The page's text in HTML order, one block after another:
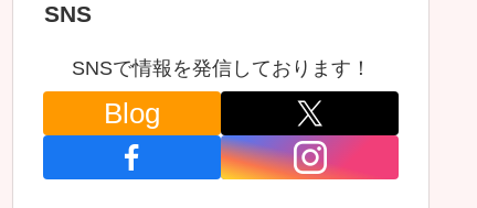
SNS
SNSで情報を発信しております！
Blog